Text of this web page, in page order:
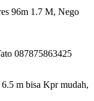
96m 1.7 M, Nego
087875863425
m bisa Kpr mudah,